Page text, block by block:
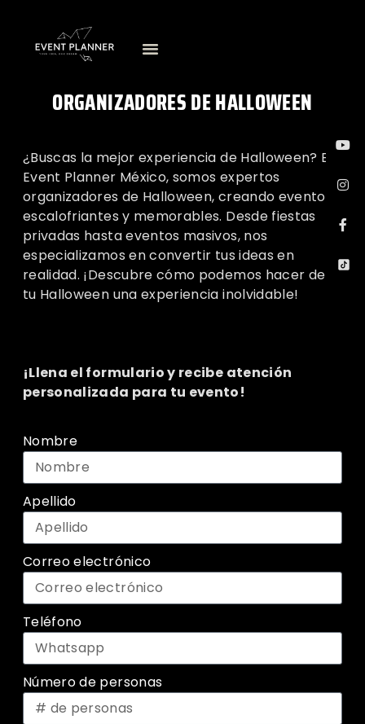
ORGANIZADORES DE HALLOWEEN
¿Buscas la mejor experiencia de Halloween? En
Event Planner México, somos expertos
organizadores de Halloween, creando eventos
escalofriantes y memorables. Desde fiestas
privadas hasta eventos masivos, nos
especializamos en convertir tus ideas en
realidad. ¡Descubre cómo podemos hacer de
tu Halloween una experiencia inolvidable!
¡Llena el formulario y recibe atención
personalizada para tu evento!
Nombre
Apellido
Correo electrónico
Teléfono
Número de personas